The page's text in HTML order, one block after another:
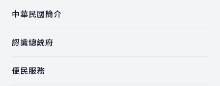
中華民國簡介
認識總統府
便民服務